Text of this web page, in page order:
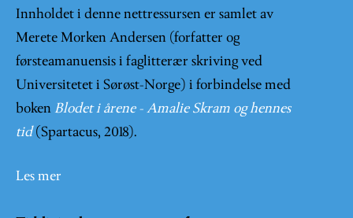
Innholdet i denne nettressursen er samlet av
Merete Morken Andersen (forfatter og
førsteamanuensis i faglitterær skriving ved
Universitetet i Sørøst-Norge) i forbindelse med
boken Blodet i årene - Amalie Skram og hennes
tid (Spartacus, 2018).
Les mer